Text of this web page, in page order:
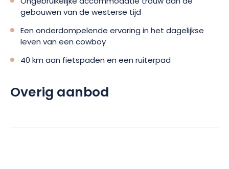
aangenaam en uniek.
Een verblijf in een cottage in Western City is de ideale manier
om het hele gezin tevreden te houden. Er is comfort voor de
7-persoons cottage beschikbaar.
gebouwen van de westerse tijd
Een onderdompelende ervaring in het dagelijkse
leven van een cowboy
40 km aan fietspaden en een ruiterpad
Overig aanbod